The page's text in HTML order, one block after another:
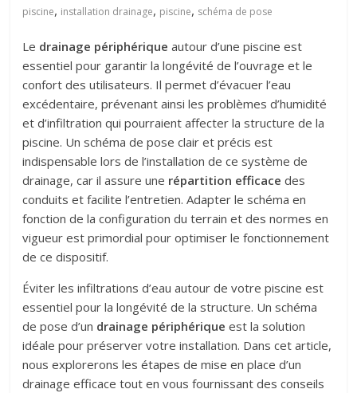
piscine, installation drainage, piscine, schéma de pose
Le drainage périphérique autour d’une piscine est
essentiel pour garantir la longévité de l’ouvrage et le
confort des utilisateurs. Il permet d’évacuer l’eau
excédentaire, prévenant ainsi les problèmes d’humidité
et d’infiltration qui pourraient affecter la structure de la
piscine. Un schéma de pose clair et précis est
indispensable lors de l’installation de ce système de
drainage, car il assure une répartition efficace des
conduits et facilite l’entretien. Adapter le schéma en
fonction de la configuration du terrain et des normes en
vigueur est primordial pour optimiser le fonctionnement
de ce dispositif.
Éviter les infiltrations d’eau autour de votre piscine est
essentiel pour la longévité de la structure. Un schéma
de pose d’un drainage périphérique est la solution
idéale pour préserver votre installation. Dans cet article,
nous explorerons les étapes de mise en place d’un
drainage efficace tout en vous fournissant des conseils